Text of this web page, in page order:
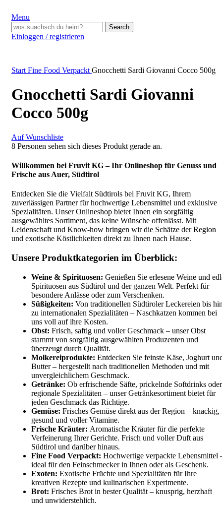
Menu
Search
Einloggen / registrieren
Start Fine Food Verpackt Gnocchetti Sardi Giovanni Cocco 500g
Gnocchetti Sardi Giovanni
Cocco 500g
Auf Wunschliste
8 Personen sehen sich dieses Produkt gerade an.
Willkommen bei Fruvit KG – Ihr Onlineshop für Genuss und
Frische aus Auer, Südtirol
Entdecken Sie die Vielfalt Südtirols bei Fruvit KG, Ihrem
zuverlässigen Partner für hochwertige Lebensmittel und exklusive
Spezialitäten. Unser Onlineshop bietet Ihnen ein sorgfältig
ausgewähltes Sortiment, das keine Wünsche offenlässt. Mit
Leidenschaft und Know-how bringen wir die Schätze der Region
und exotische Köstlichkeiten direkt zu Ihnen nach Hause.
Unsere Produktkategorien im Überblick:
Weine & Spirituosen: Genießen Sie erlesene Weine und
Spirituosen aus Südtirol und der ganzen Welt. Perfekt für
besondere Anlässe oder zum Verschenken.
Süßigkeiten: Von traditionellen Südtiroler Leckereien bis
zu internationalen Spezialitäten – Naschkatzen kommen bei
uns voll auf ihre Kosten.
Obst: Frisch, saftig und voller Geschmack – unser Obst
stammt von sorgfältig ausgewählten Produzenten und
überzeugt durch Qualität.
Molkereiprodukte: Entdecken Sie feinste Käse, Joghurt
Butter – hergestellt nach traditionellen Methoden und mit
unvergleichlichem Geschmack.
Getränke: Ob erfrischende Säfte, prickelnde Softdrinks oder
regionale Spezialitäten – unser Getränkesortiment bietet für
jeden Geschmack das Richtige.
Gemüse: Frisches Gemüse direkt aus der Region – knackig,
gesund und voller Vitamine.
Frische Kräuter: Aromatische Kräuter für die perfekte
Verfeinerung Ihrer Gerichte. Frisch und voller Duft aus
Südtirol und darüber hinaus.
Fine Food Verpackt: Hochwertige verpackte Lebensmittel
ideal für den Feinschmecker in Ihnen oder als Geschenk.
Exoten: Exotische Früchte und Spezialitäten für Ihre
kreativen Rezepte und kulinarischen Experimente.
Brot: Frisches Brot in bester Qualität – knusprig, herzhaft
und unwiderstehlich.